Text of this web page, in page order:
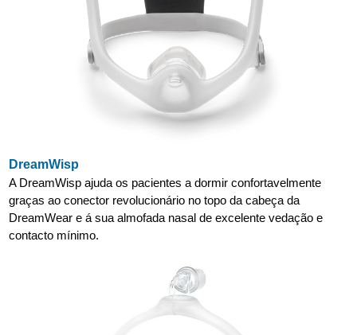
DreamWisp
A DreamWisp ajuda os pacientes a dormir confortavelmente
graças ao conector revolucionário no topo da cabeça da
DreamWear e á sua almofada nasal de excelente vedação e
contacto mínimo.